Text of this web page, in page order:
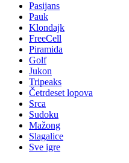
Pasijans
Pauk
Klondajk
FreeCell
Piramida
Golf
Jukon
Tripeaks
Četrdeset lopova
Srca
Sudoku
Mažong
Slagalice
Sve igre